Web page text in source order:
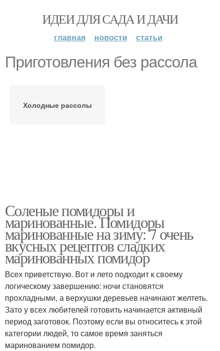
ИДЕИ ДЛЯ САДА И ДАЧИ
главная новости статьи
Приготовления без рассола
Холодные рассолы
Соленые помидоры и
маринованные. Помидоры
маринованные на зиму: 7 очень
вкусных рецептов сладких
маринованных помидор
Всех приветствую. Вот и лето подходит к своему
логическому завершению: ночи становятся
прохладными, а верхушки деревьев начинают желтеть.
Зато у всех любителей готовить начинается активный
период заготовок. Поэтому если вы относитесь к этой
категории людей, то самое время заняться
маринованием помидор.